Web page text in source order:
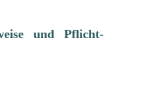
und Pflicht­